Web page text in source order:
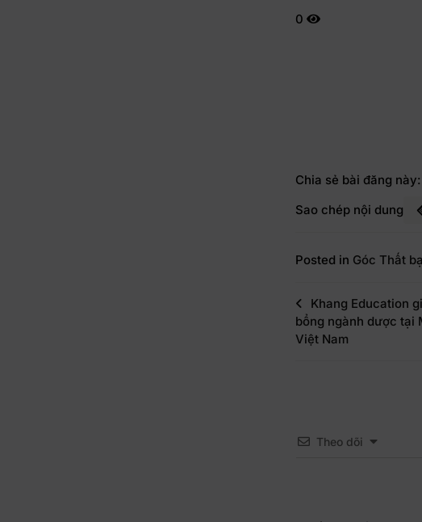
0
Chia sẻ bài đăng này:
Sao chép nội dung
Posted in Góc Thất
Khang Education
bổng ngành dược tại
Việt Nam
Theo dõi